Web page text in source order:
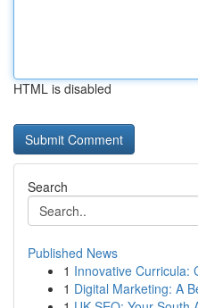
HTML is disabled
Search
Published News
1 Innovative Curricula:
1 Digital Marketing: A